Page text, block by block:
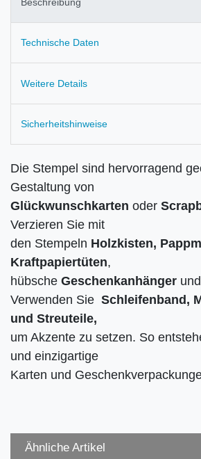
Technische Daten
Weitere Details
Sicherheitshinweise
Die Stempel sind hervorragend
Gestaltung von
Glückwunschkarten oder
Verzieren Sie mit
den Stempeln Holzkisten,
Kraftpapiertüten,
hübsche Geschenkanhänger
Verwenden Sie Schleifenband,
und Streuteile,
um Akzente zu setzen. So
und einzigartige
Karten und
Ähnliche Artikel